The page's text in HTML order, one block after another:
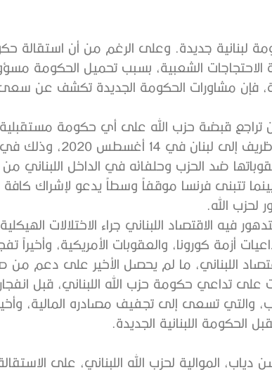
لبنانية جديدة. وعلى الرغم من أن استقالة
الاحتجاجات الشعبية، بسبب تحميل الحكومة
فإن مشاورات الحكومة الجديدة تكشف عن سعى
تراجع قبضة حزب الله على أي حكومة
وزير الخارجية الإيراني محمد
ضد الحزب وحلفائه في الداخل اللبناني
بينما تتبنى فرنسا موقفاً وسطاً يدعو لإشراك
لحزب الله.
فيه الاقتصاد اللبناني جراء الاختلالات
أزمة كورونا، والعقوبات الأمريكية، وأخيراً
اللبناني، ما لم يحصل الأخير على دعم من
تداعي حكومة حزب الله اللبناني، قبل انفجار
والتي تسعى إلى تجفيف مصادره المالية،
الحكومة اللبنانية الجديدة.
دياب، الموالية لحزب الله اللبناني، على